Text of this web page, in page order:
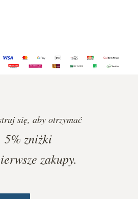
się, aby otrzymać
5% zniżki
zakupy.